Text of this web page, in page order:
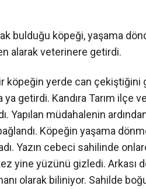
bulduğu köpeği, yaşama
alarak veterinere getirdi.